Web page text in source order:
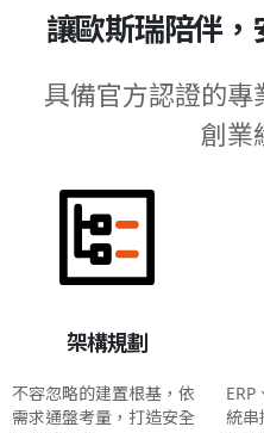
讓歐斯瑞陪伴
具備官方認證的專
創業
架構規劃
不容忽略的建置根基，依
需求通盤考量，打造安全
ERP
統串